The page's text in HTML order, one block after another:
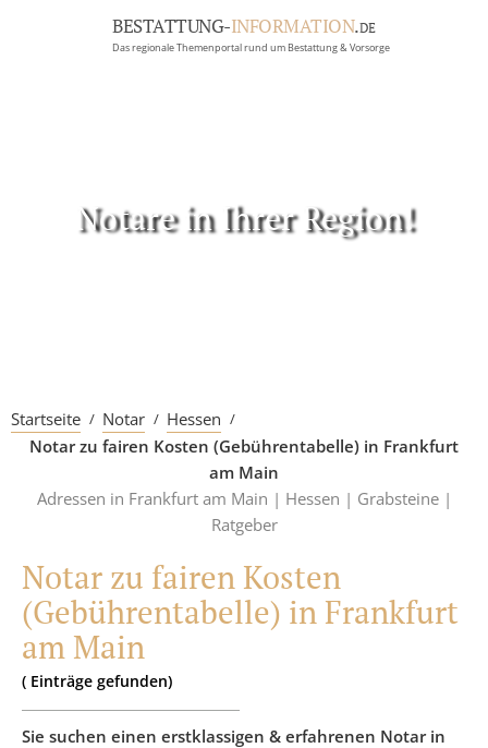
BESTATTUNG-INFORMATION.DE
Das regionale Themenportal rund um Bestattung & Vorsorge
Notare in Ihrer Region!
Startseite Notar
Hessen
Notar zu fairen Kosten (Gebührentabelle) in Frankfurt
am Main
Adressen in Frankfurt am Main | Hessen | Grabsteine |
Ratgeber
Notar zu fairen Kosten
(Gebührentabelle) in Frankfurt
am Main
( Einträge gefunden)
Sie suchen einen erstklassigen & erfahrenen Notar in